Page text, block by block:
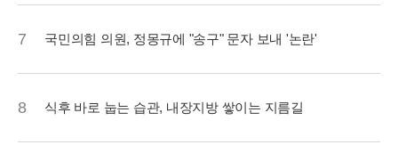
7 국민의힘 의원, 정몽규에 "송구" 문자 보내 '논란'
8 식후 바로 눕는 습관, 내장지방 쌓이는 지름길